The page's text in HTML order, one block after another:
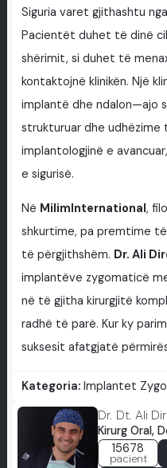
Siguria varet gjithashtu
Pacientët duhet të dinë
shërimit, si duhet të
kontaktojnë klinikën. Një
implantë dhe ndalon—ajo
strukturuar dhe udhëzime
implantologjinë e
e sigurisë.
Në MilimInternational,
shkurtime, pa premtime
të përgjithshëm. Dr. Ali
implantëve zygomaticë
në të gjitha kirurgjitë
radhë të parë. Kur ky
suksesit afatgjatë
Kategoria: Implantet
Dr. Dt. Ali
Kirurg Oral,
15678
pacient